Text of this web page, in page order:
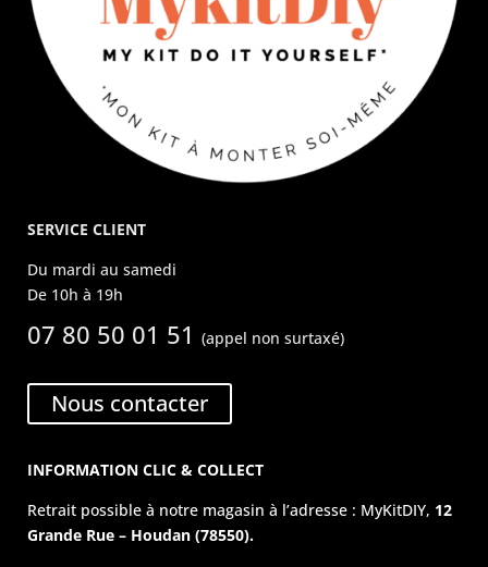
SERVICE CLIENT
Du mardi au samedi
De 10h à 19h
07 80 50 01 51(appel non surtaxé)
Nous contacter
INFORMATION CLIC & COLLECT
Retrait possible à notre magasin à l’adresse : MyKitDIY, 12
Grande Rue – Houdan (78550).